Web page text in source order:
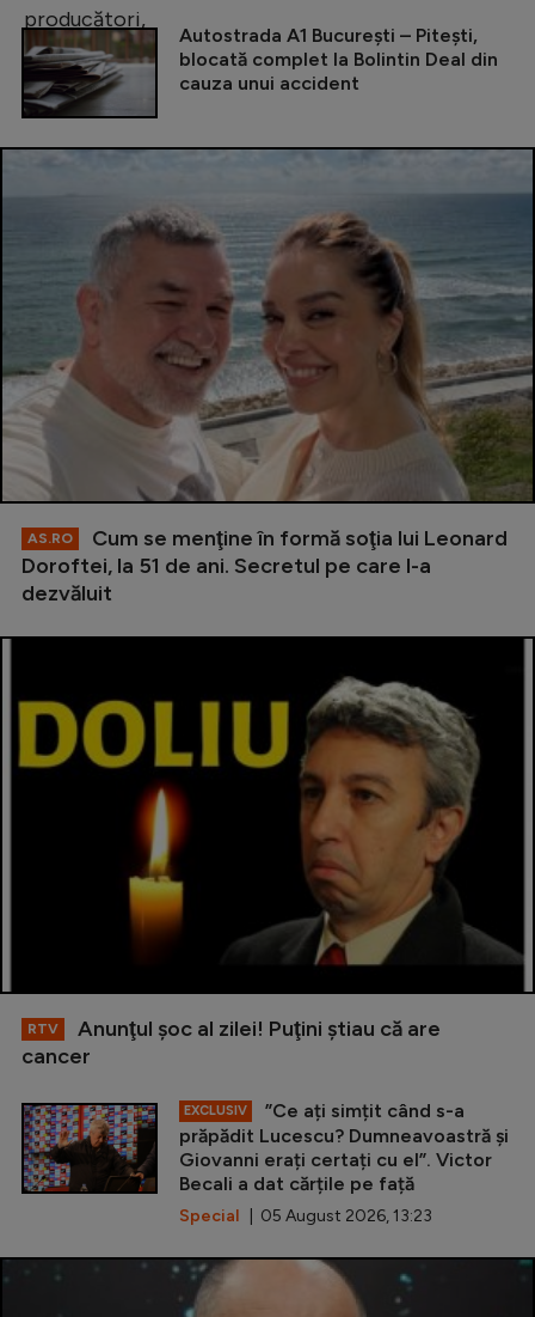
Autostrada A1 București – Pitești,
blocată complet la Bolintin Deal din
cauza unui accident
AS.RO
Cum se menţine în formă soţia lui Leonard
Doroftei, la 51 de ani. Secretul pe care l-a
dezvăluit
RTV
Anunţul şoc al zilei! Puţini ştiau că are
cancer
EXCLUSIV
”Ce ați simțit când s-a
prăpădit Lucescu? Dumneavoastră și
Giovanni erați certați cu el”. Victor
Becali a dat cărțile pe față
Special | 05 August 2026, 13:23